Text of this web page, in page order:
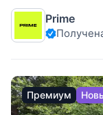
элитном
находится на
Подмосковья в
Prime
Премиум